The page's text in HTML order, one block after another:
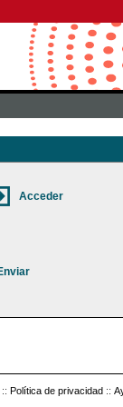
:: Política de privacidad ::